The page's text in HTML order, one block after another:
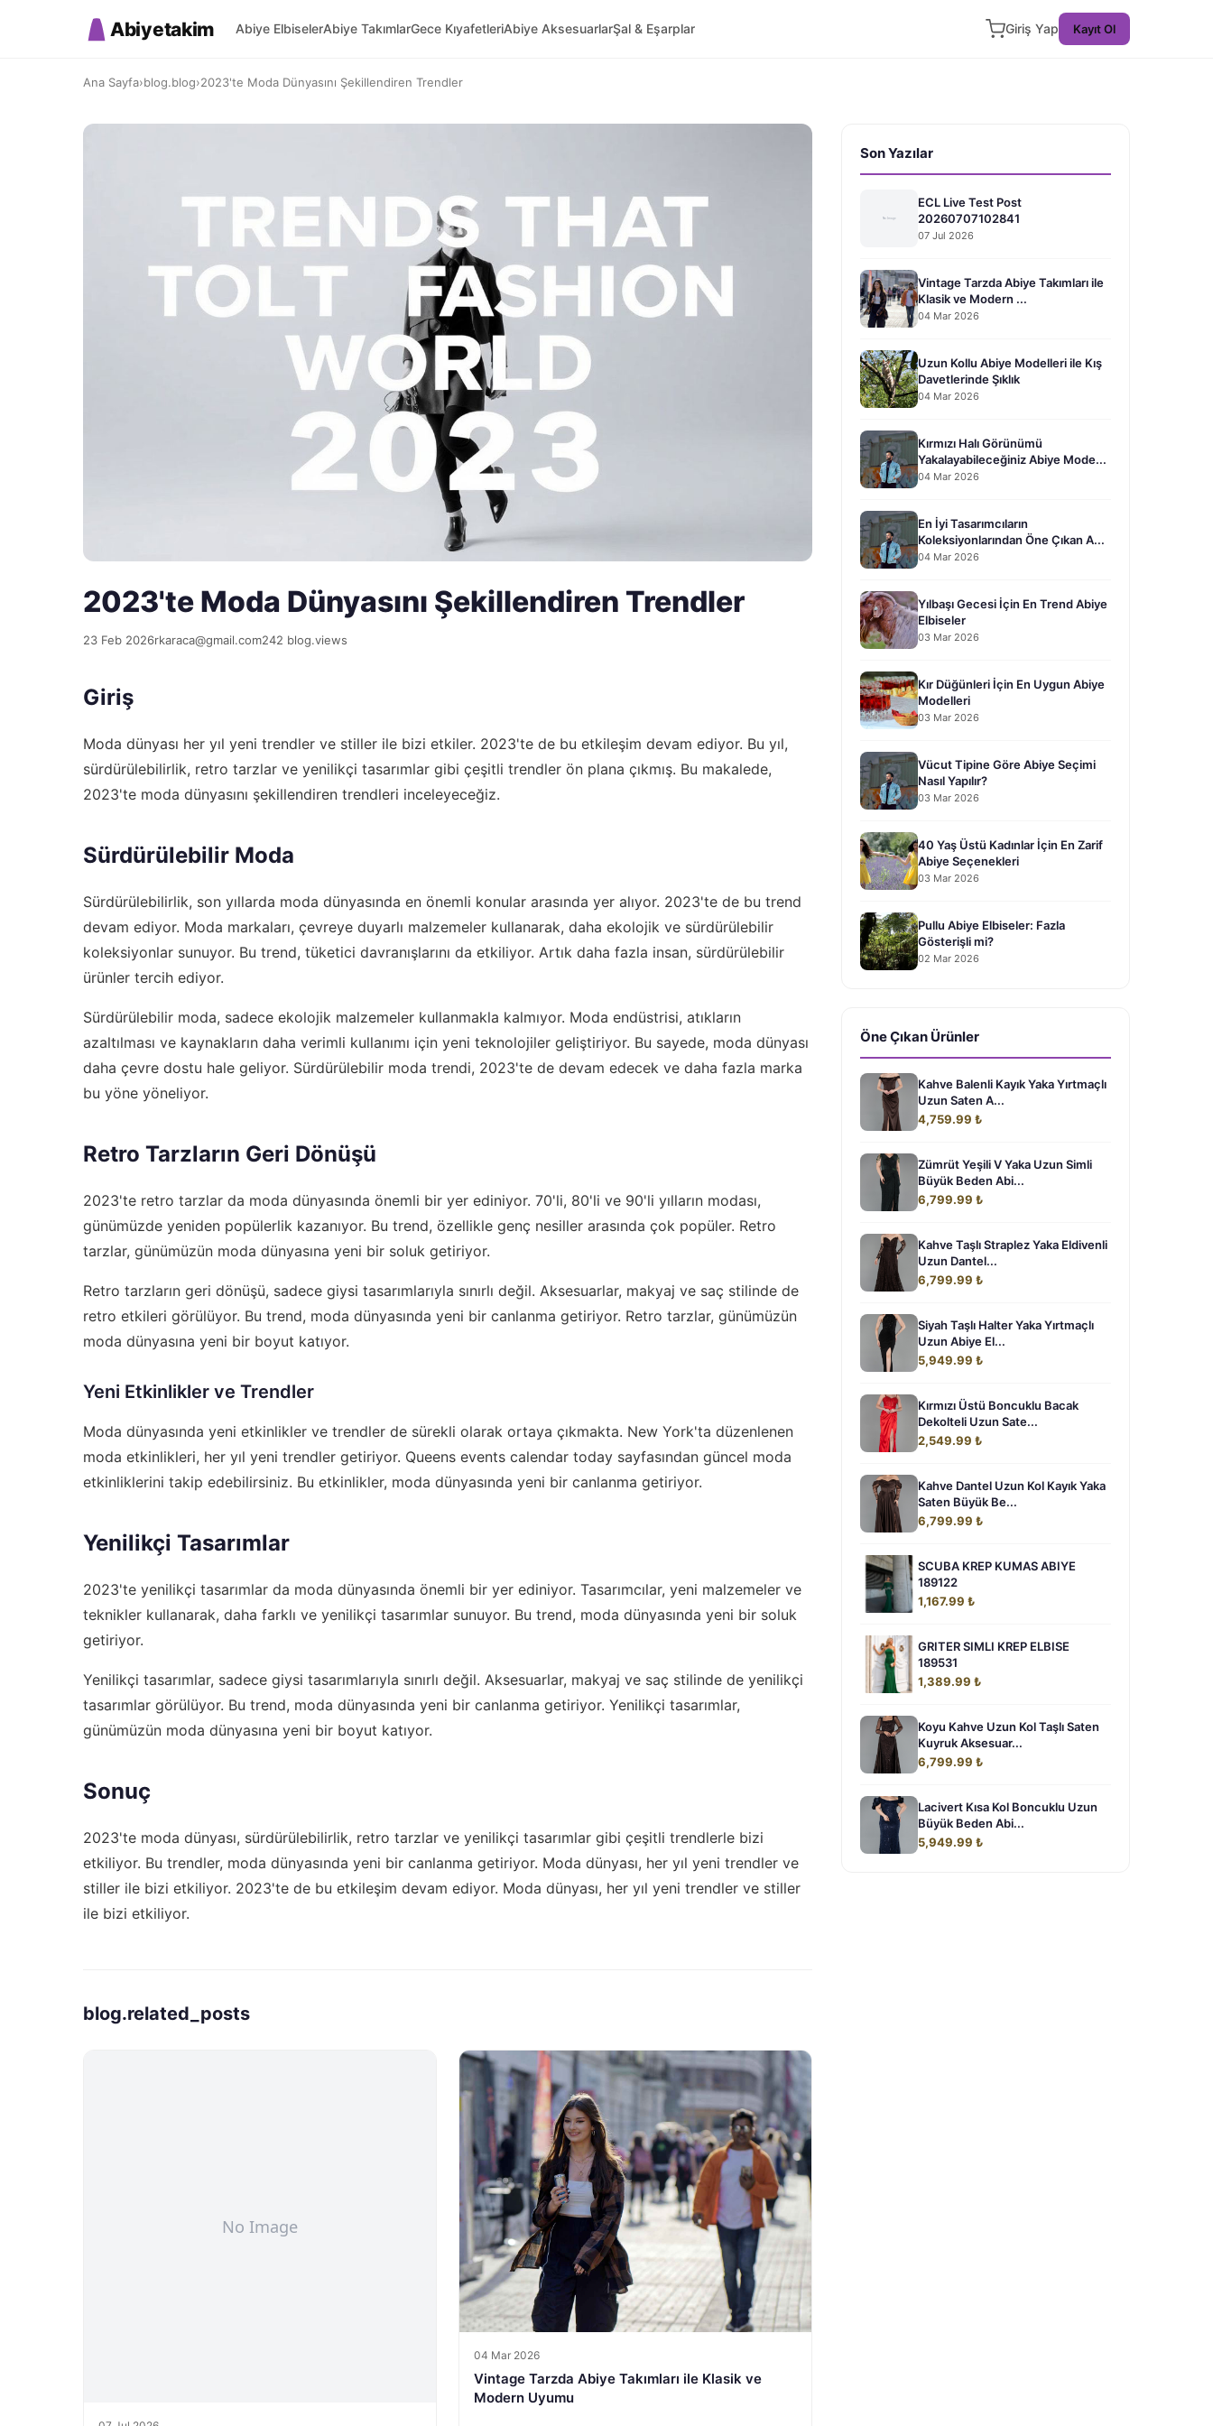
Abiyetakim Abiye ElbiselerAbiye TakımlarGece KıyafetleriAbiye AksesuarlarŞal & Eşarplar Giriş Yap Kayıt Ol
Ana Sayfa›blog.blog›2023'te Moda Dünyasını Şekillendiren Trendler
2023'te Moda Dünyasını Şekillendiren Trendler
23 Feb 2026rkaraca@gmail.com242 blog.views
Giriş
Moda dünyası her yıl yeni trendler ve stiller ile bizi etkiler. 2023'te de bu etkileşim devam ediyor. Bu yıl,
sürdürülebilirlik, retro tarzlar ve yenilikçi tasarımlar gibi çeşitli trendler ön plana çıkmış. Bu makalede,
2023'te moda dünyasını şekillendiren trendleri inceleyeceğiz.
Sürdürülebilir Moda
Sürdürülebilirlik, son yıllarda moda dünyasında en önemli konular arasında yer alıyor. 2023'te de bu trend
devam ediyor. Moda markaları, çevreye duyarlı malzemeler kullanarak, daha ekolojik ve sürdürülebilir
koleksiyonlar sunuyor. Bu trend, tüketici davranışlarını da etkiliyor. Artık daha fazla insan, sürdürülebilir
ürünler tercih ediyor.
Sürdürülebilir moda, sadece ekolojik malzemeler kullanmakla kalmıyor. Moda endüstrisi, atıkların
azaltılması ve kaynakların daha verimli kullanımı için yeni teknolojiler geliştiriyor. Bu sayede, moda dünyası
daha çevre dostu hale geliyor. Sürdürülebilir moda trendi, 2023'te de devam edecek ve daha fazla marka
bu yöne yöneliyor.
Retro Tarzların Geri Dönüşü
2023'te retro tarzlar da moda dünyasında önemli bir yer ediniyor. 70'li, 80'li ve 90'li yılların modası,
günümüzde yeniden popülerlik kazanıyor. Bu trend, özellikle genç nesiller arasında çok popüler. Retro
tarzlar, günümüzün moda dünyasına yeni bir soluk getiriyor.
Retro tarzların geri dönüşü, sadece giysi tasarımlarıyla sınırlı değil. Aksesuarlar, makyaj ve saç stilinde de
retro etkileri görülüyor. Bu trend, moda dünyasında yeni bir canlanma getiriyor. Retro tarzlar, günümüzün
moda dünyasına yeni bir boyut katıyor.
Yeni Etkinlikler ve Trendler
Moda dünyasında yeni etkinlikler ve trendler de sürekli olarak ortaya çıkmakta. New York'ta düzenlenen
moda etkinlikleri, her yıl yeni trendler getiriyor. Queens events calendar today sayfasından güncel moda
etkinliklerini takip edebilirsiniz. Bu etkinlikler, moda dünyasında yeni bir canlanma getiriyor.
Yenilikçi Tasarımlar
2023'te yenilikçi tasarımlar da moda dünyasında önemli bir yer ediniyor. Tasarımcılar, yeni malzemeler ve
teknikler kullanarak, daha farklı ve yenilikçi tasarımlar sunuyor. Bu trend, moda dünyasında yeni bir soluk
getiriyor.
Yenilikçi tasarımlar, sadece giysi tasarımlarıyla sınırlı değil. Aksesuarlar, makyaj ve saç stilinde de yenilikçi
tasarımlar görülüyor. Bu trend, moda dünyasında yeni bir canlanma getiriyor. Yenilikçi tasarımlar,
günümüzün moda dünyasına yeni bir boyut katıyor.
Sonuç
2023'te moda dünyası, sürdürülebilirlik, retro tarzlar ve yenilikçi tasarımlar gibi çeşitli trendlerle bizi
etkiliyor. Bu trendler, moda dünyasında yeni bir canlanma getiriyor. Moda dünyası, her yıl yeni trendler ve
stiller ile bizi etkiliyor. 2023'te de bu etkileşim devam ediyor. Moda dünyası, her yıl yeni trendler ve stiller
ile bizi etkiliyor.
blog.related_posts
04 Mar 2026
Vintage Tarzda Abiye Takımları ile Klasik ve
Modern Uyumu
Son Yazılar
ECL Live Test Post
20260707102841
07 Jul 2026
Vintage Tarzda Abiye Takımları ile
Klasik ve Modern ...
04 Mar 2026
Uzun Kollu Abiye Modelleri ile Kış
Davetlerinde Şıklık
04 Mar 2026
Kırmızı Halı Görünümü
Yakalayabileceğiniz Abiye Mode...
04 Mar 2026
En İyi Tasarımcıların
Koleksiyonlarından Öne Çıkan A...
04 Mar 2026
Yılbaşı Gecesi İçin En Trend Abiye
Elbiseler
03 Mar 2026
Kır Düğünleri İçin En Uygun Abiye
Modelleri
03 Mar 2026
Vücut Tipine Göre Abiye Seçimi
Nasıl Yapılır?
03 Mar 2026
40 Yaş Üstü Kadınlar İçin En Zarif
Abiye Seçenekleri
03 Mar 2026
Pullu Abiye Elbiseler: Fazla
Gösterişli mi?
02 Mar 2026
Öne Çıkan Ürünler
Kahve Balenli Kayık Yaka Yırtmaçlı
Uzun Saten A...
4,759.99 ₺
Zümrüt Yeşili V Yaka Uzun Simli
Büyük Beden Abi...
6,799.99 ₺
Kahve Taşlı Straplez Yaka Eldivenli
Uzun Dantel...
6,799.99 ₺
Siyah Taşlı Halter Yaka Yırtmaçlı
Uzun Abiye El...
5,949.99 ₺
Kırmızı Üstü Boncuklu Bacak
Dekolteli Uzun Sate...
2,549.99 ₺
Kahve Dantel Uzun Kol Kayık Yaka
Saten Büyük Be...
6,799.99 ₺
SCUBA KREP KUMAS ABIYE
189122
1,167.99 ₺
GRITER SIMLI KREP ELBISE
189531
1,389.99 ₺
Koyu Kahve Uzun Kol Taşlı Saten
Kuyruk Aksesuar...
6,799.99 ₺
Lacivert Kısa Kol Boncuklu Uzun
Büyük Beden Abi...
5,949.99 ₺